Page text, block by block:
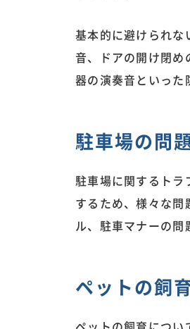
基本的に避けられな
音、ドアの開け閉
器の演奏音といった
駐車場の問
駐車場に関するトラ
するため、様々な
ル、駐車マナーの問
ペットの飼